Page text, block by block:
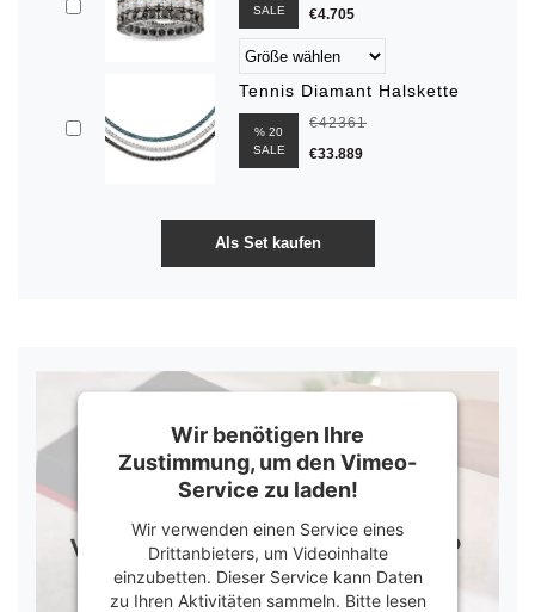
SALE
€4.705
Tennis Diamant Halskette
% 20
SALE
€42361
€33.889
Wir benötigen Ihre
Zustimmung, um den Vimeo-
Service zu laden!
Wir verwenden einen Service eines
Drittanbieters, um Videoinhalte
einzubetten. Dieser Service kann Daten
zu Ihren Aktivitäten sammeln. Bitte lesen